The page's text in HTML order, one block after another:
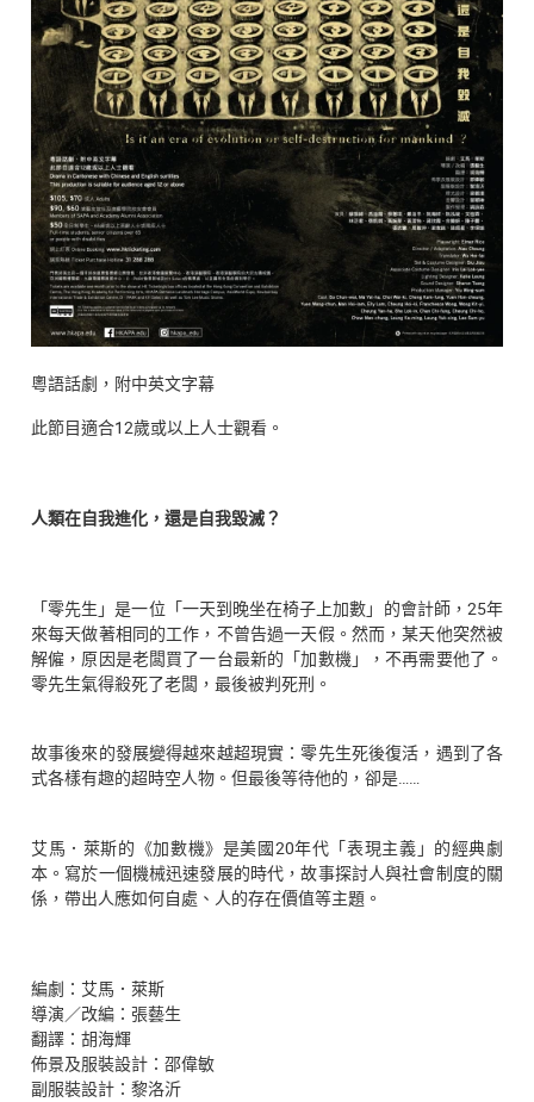
粵語話劇，附中英文字幕
此節目適合12歲或以上人士觀看。
人類在自我進化，還是自我毀滅？
「零先生」是一位「一天到晚坐在椅子上加數」的會計師，25年
來每天做著相同的工作，不曾告過一天假。然而，某天他突然被
解僱，原因是老闆買了一台最新的「加數機」，不再需要他了。
零先生氣得殺死了老闆，最後被判死刑。
故事後來的發展變得越來越超現實：零先生死後復活，遇到了各
式各樣有趣的超時空人物。但最後等待他的，卻是……
艾馬．萊斯的 《加數機》是美國20年代「表現主義」的經典劇
本。寫於一個機械迅速發展的時代，故事探討人與社會制度的關
係，帶出人應如何自處、人的存在價值等主題。
編劇：艾馬．萊斯
導演／改編：張藝生
翻譯：胡海輝
佈景及服裝設計：邵偉敏
副服裝設計：黎洛沂